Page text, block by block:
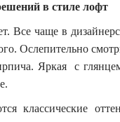
в стиле лофт
Все чаще в
Ослепительно
Яркая с
классические